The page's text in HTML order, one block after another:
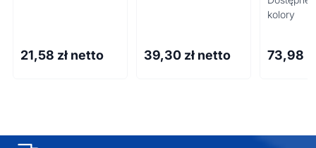
21,58 zł netto 39,30 zł netto
kolory
73,98